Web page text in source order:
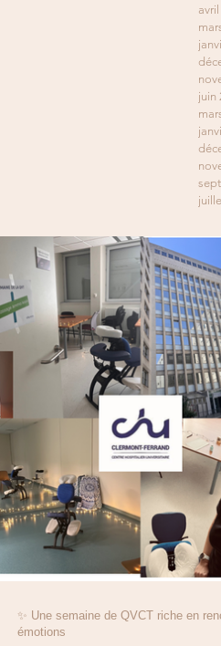
juin
✨ Une semaine de QVCT riche en
émotions